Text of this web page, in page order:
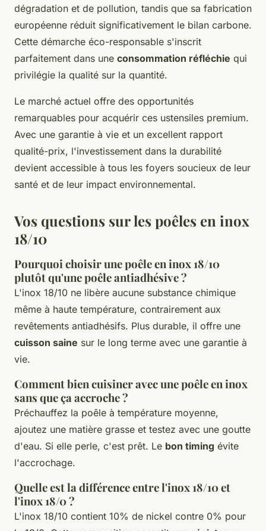
dégradation et de pollution, tandis que sa fabrication
européenne réduit significativement le bilan carbone.
Cette démarche éco-responsable s'inscrit
parfaitement dans une consommation réfléchie qui
privilégie la qualité sur la quantité.
Le marché actuel offre des opportunités
remarquables pour acquérir ces ustensiles premium.
Avec une garantie à vie et un excellent rapport
qualité-prix, l'investissement dans la durabilité
devient accessible à tous les foyers soucieux de leur
santé et de leur impact environnemental.
Vos questions sur les poêles en inox
18/10
Pourquoi choisir une poêle en inox 18/10
plutôt qu'une poêle antiadhésive ?
L'inox 18/10 ne libère aucune substance chimique
même à haute température, contrairement aux
revêtements antiadhésifs. Plus durable, il offre une
cuisson saine sur le long terme avec une garantie à
vie.
Comment bien cuisiner avec une poêle en inox
sans que ça accroche ?
Préchauffez la poêle à température moyenne,
ajoutez une matière grasse et testez avec une goutte
d'eau. Si elle perle, c'est prêt. Le bon timing évite
l'accrochage.
Quelle est la différence entre l'inox 18/10 et
l'inox 18/0 ?
L'inox 18/10 contient 10% de nickel contre 0% pour